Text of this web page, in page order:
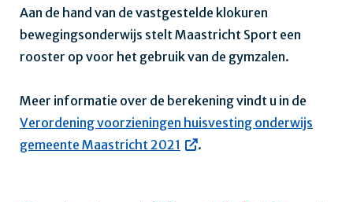
Aan de hand van de vastgestelde klokuren
bewegingsonderwijs stelt Maastricht Sport een
rooster op voor het gebruik van de gymzalen.
Meer informatie over de berekening vindt u in de
Verordening voorzieningen huisvesting onderwijs
gemeente Maastricht 2021
.